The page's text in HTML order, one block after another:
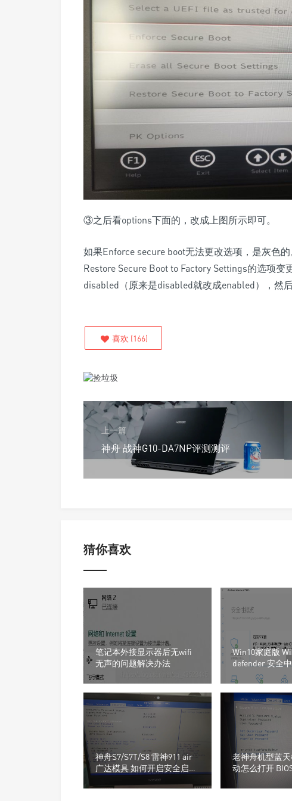
③之后看options下面的，改成上图所示即可。
如果Enforce secure boot无法更改选项，是灰色
Restore Secure Boot to Factory Settings的选项
disabled（原来是disabled就改成enabled），然
喜欢 (166)
上一篇
神舟 战神G10-DA7NP评测测评
猜你喜欢
笔记本外接显示器后无wifi
无声的问题解决办法
Win10家庭版
defender 安全
不可用
神舟S7/S7T/S8 雷神911 air
广达模具 如何开启安全启动
怎么开启安全启动教程
老神舟机型蓝
动怎么打开
全启动 secure
启